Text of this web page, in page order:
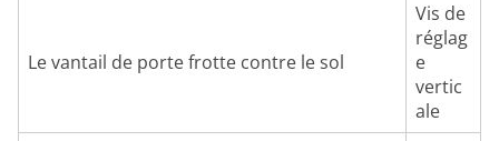
Le vantail de porte frotte contre le sol
Vis de
réglag
e
vertic
ale